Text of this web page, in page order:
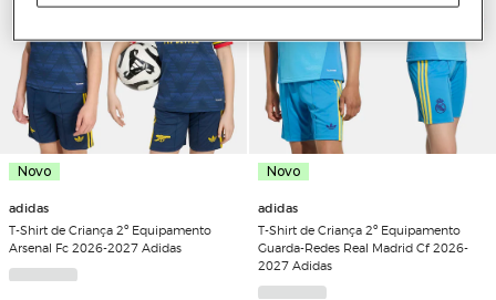
Novo
adidas
T-Shirt de Criança 2º Equipamento
Arsenal Fc 2026-2027 Adidas
Novo
adidas
T-Shirt de Criança 2º Equipamento
Guarda-Redes Real Madrid Cf 2026-
2027 Adidas